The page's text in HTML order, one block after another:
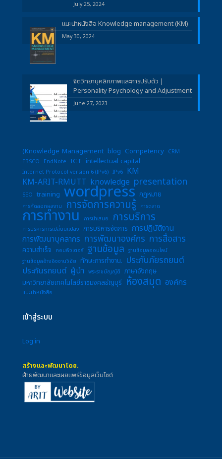
July 25, 2024
แนะนำหนังสือ Knowledge management (KM)
May 30, 2024
จิตวิทยาบุคลิกภาพและการปรับตัว |
Personality Psychology and Adjustment
June 27, 2023
(Knowledge Management blog Competency CRM
EBSCO
EndNote ICT intellectual capital
Internet Protocol version 6 (IPv6) IPv6 KM
KM-ARIT-RMUTT knowledge presentation
SEO training wordpress กฎหมาย
การคัดลอกผลงาน การจัดการความรู้ การตลาด
การทำงาน การนำเสนอ การบริการ
การบริหารการเปลี่ยนแปลง การบริหารจัดการ การปฏิบัติงาน
การพัฒนาบุคลากร การพัฒนาองค์กร การสื่อสาร
ความสำเร็จ คอมพิวเตอร์ ฐานข้อมูล ฐานข้อมูลออนไลน์
ฐานข้อมูลอ้างอิงงานวิจัย
ทักษะการทำงาน. ประกันภัยรถยนต์
ประกันรถยนต์ ผู้นำ พระราชบัญญัติ ภาษาอังกฤษ
มหาวิทยาลัยเทคโนโลยีราชมงคลธัญบุรี ห้องสมุด องค์กร
แนะนำหนังสือ
เข้าสู่ระบบ
Log in
สร้างและพัฒนาโดย.
ฝ่ายพัฒนาและเผยแพร่ข้อมูลเว็บไซต์